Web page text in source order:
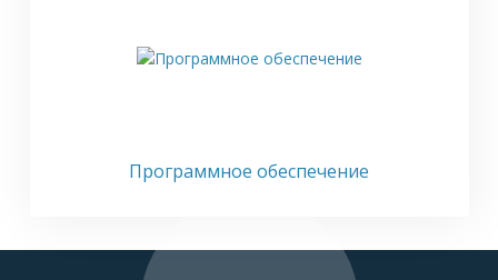
Программное обеспечение